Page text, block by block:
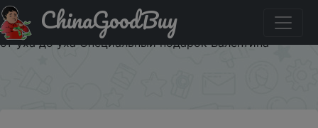
Придбати Feisty Pets Bear Taylor Truelove Фильмы Feisty
Очаровательны плюшевые мягкие игрушки ухмыляется
от уха до уха Специальный подарок Валентина
ChinaGoodBuy